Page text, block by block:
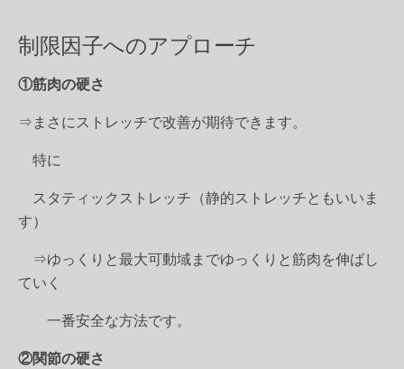
制限因子へのアプローチ
①筋肉の硬さ
⇒まさにストレッチで改善が期待できます。
特に
スタティックストレッチ（静的ストレッチともいいま
す）
⇒ゆっくりと最大可動域までゆっくりと筋肉を伸ばし
ていく
一番安全な方法です。
②関節の硬さ